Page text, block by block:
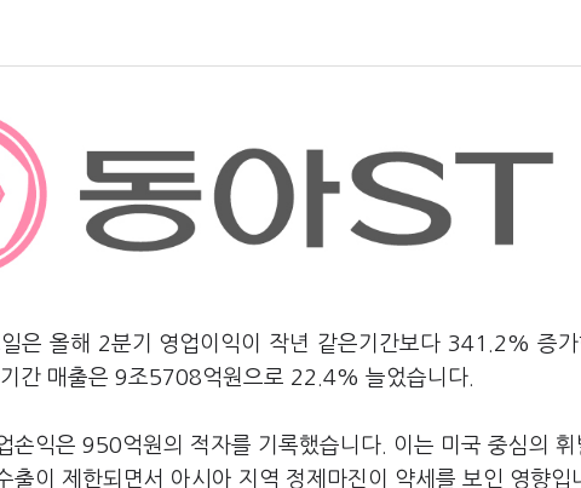
은 올해 2분기 영업이익이 작년 같은기간보다 341.2% 증
간 매출은 9조5708억원으로 22.4% 늘었습니다.
손익은 950억원의 적자를 기록했습니다. 이는 미국 중심의
출이 제한되면서 아시아 지역 정제마진이 약세를 보인 영향입